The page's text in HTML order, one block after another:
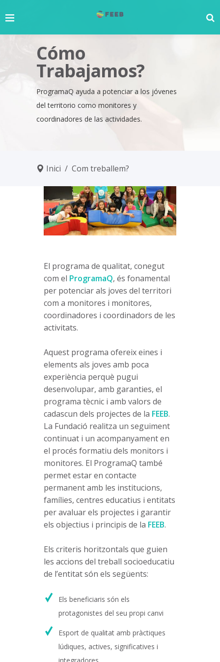
Cómo
Trabajamos?
ProgramaQ ayuda a potenciar a los jóvenes
del territorio como monitores y
coordinadores de las actividades.
Inici / Com treballem?
El programa de qualitat, conegut
com el ProgramaQ, és fonamental
per potenciar als joves del territori
com a monitores i monitores,
coordinadores i coordinadors de les
activitats.
Aquest programa ofereix eines i
elements als joves amb poca
experiència perquè pugui
desenvolupar, amb garanties, el
programa tècnic i amb valors de
cadascun dels projectes de la FEEB.
La Fundació realitza un seguiment
continuat i un acompanyament en
el procés formatiu dels monitors i
monitores. El ProgramaQ també
permet estar en contacte
permanent amb les institucions,
famílies, centres educatius i entitats
per avaluar els projectes i garantir
els objectius i principis de la FEEB.
Els criteris horitzontals que guien
les accions del treball socioeducatiu
de l’entitat són els següents:
Els beneficiaris són els
protagonistes del seu propi canvi
Esport de qualitat amb pràctiques
lúdiques, actives, significatives i